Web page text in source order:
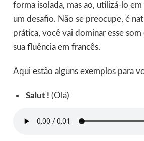
forma isolada, mas ao, utilizá-lo
um desafio. Não se preocupe, é
prática, você vai dominar esse
sua fluência em francês.
Aqui estão alguns exemplos para
Salut ! (Olá)